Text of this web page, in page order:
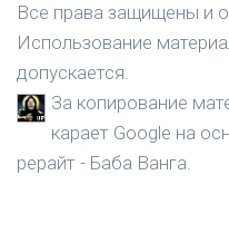
Все права защищены и
Использование
допускается.
За копирование
карает Google на
рерайт - Баба Ванга.